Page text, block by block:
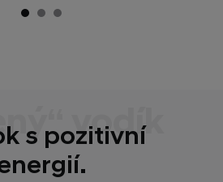
vodík
s pozitivní